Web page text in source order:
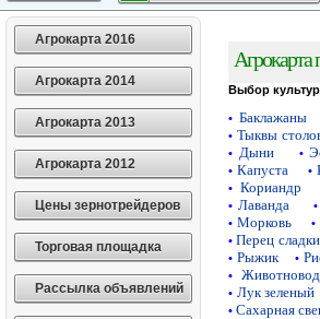
Агрокарта 2016
Агрокарта 2014
Агрокарта 2013
Агрокарта 2012
Цены зернотрейдеров
Торговая площадка
Рассылка объявлений
Выбор
• Баклажаны
• Тыквы
• Дыни •
• Капуста •
• Кориандр
• Лаванда •
• Морковь •
• Перец
• Рыжик •
•
• Лук зеленый
• Сахарная